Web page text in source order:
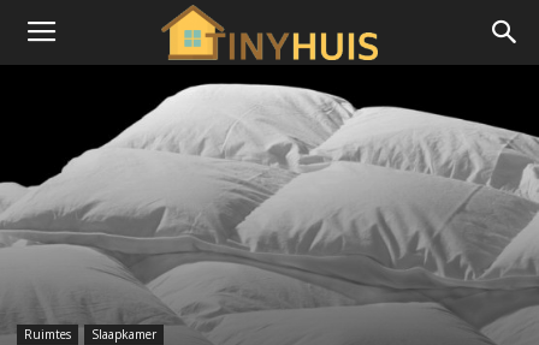
Ruimtes Slaapkamer